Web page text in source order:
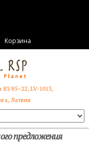
Корзина
83/85–22, LV-1013,
Латвия
предложения